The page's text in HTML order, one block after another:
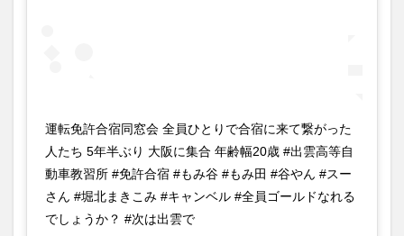
運転免許合宿同窓会 全員ひとりで合宿に来て繋がった
人たち 5年半ぶり 大阪に集合 年齢幅20歳 #出雲高等自
動車教習所 #免許合宿 #もみ谷 #もみ田 #谷やん #スー
さん #堀北まきこみ #キャンベル #全員ゴールドなれる
でしょうか？ #次は出雲で